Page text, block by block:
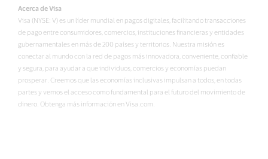
Acerca de Visa
Visa (NYSE: V) es un líder mundial en pagos digitales, facilitando transacciones
de pago entre consumidores, comercios, instituciones financieras y entidades
gubernamentales en más de 200 países y territorios. Nuestra misión es
conectar al mundo con la red de pagos más innovadora, conveniente, confiable
y segura, para ayudar a que individuos, comercios y economías puedan
prosperar. Creemos que las economías inclusivas impulsan a todos, en todas
partes y vemos el acceso como fundamental para el futuro del movimiento de
dinero. Obtenga más información en Visa.com.